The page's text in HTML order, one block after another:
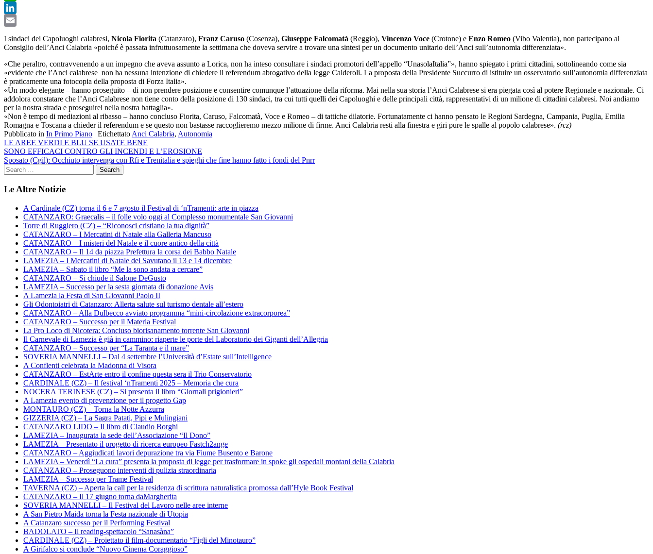
WhatsApp
LinkedIn
I sindaci dei Capoluoghi calabresi, Nicola Fiorita (Catanzaro), Franz Caruso (Cosenza), Giuseppe Falcomatà (Reggio), Vincenzo Voce (Crotone) e Enzo Romeo (Vibo Valentia), non partecipano al
Consiglio dell’Anci Calabria «poiché è passata infruttuosamente la settimana che doveva servire a trovare una sintesi per un documento unitario dell’Anci sull’autonomia differenziata».
«Che peraltro, contravvenendo a un impegno che aveva assunto a Lorica, non ha inteso consultare i sindaci promotori dell’appello “UnasolaItalia”», hanno spiegato i primi cittadini, sottolineando come sia
«evidente che l’Anci calabrese non ha nessuna intenzione di chiedere il referendum abrogativo della legge Calderoli. La proposta della Presidente Succurro di istituire un osservatorio sull’autonomia differenziata
è praticamente una fotocopia della proposta di Forza Italia».
«Un modo elegante – hanno proseguito – di non prendere posizione e consentire comunque l’attuazione della riforma. Mai nella sua storia l’Anci Calabrese si era piegata così al potere Regionale e nazionale. Ci
addolora constatare che l’Anci Calabrese non tiene conto della posizione di 130 sindaci, tra cui tutti quelli dei Capoluoghi e delle principali città, rappresentativi di un milione di cittadini calabresi. Noi andiamo
per la nostra strada e proseguirei nella nostra battaglia».
«Non è tempo di mediazioni al ribasso – hanno concluso Fiorita, Caruso, Falcomatà, Voce e Romeo – di tattiche dilatorie. Fortunatamente ci hanno pensato le Regioni Sardegna, Campania, Puglia, Emilia
Romagna e Toscana a chieder il referendum e se questo non bastasse raccoglieremo mezzo milione di firme. Anci Calabria resti alla finestra e giri pure le spalle al popolo calabrese». (rcz)
Pubblicato in In Primo Piano | EtichettatoAnci Calabria, Autonomia
Navigazione
articoli
LE AREE VERDI E BLU SE USATE BENE
SONO EFFICACI CONTRO GLI INCENDI E L’EROSIONE
Sposato (Cgil): Occhiuto intervenga con Rfi e Trenitalia e spieghi che fine hanno fatto i fondi del Pnrr
Le Altre Notizie
A Cardinale (CZ) torna il 6 e 7 agosto il Festival di ‘nTramenti: arte in piazza
CATANZARO: Graecalis – il folle volo oggi al Complesso monumentale San Giovanni
Torre di Ruggiero (CZ) – “Riconosci cristiano la tua dignità”
CATANZARO – I Mercatini di Natale alla Galleria Mancuso
CATANZARO – I misteri del Natale e il cuore antico della città
CATANZARO – Il 14 da piazza Prefettura la corsa dei Babbo Natale
LAMEZIA – I Mercatini di Natale del Savutano il 13 e 14 dicembre
LAMEZIA – Sabato il libro “Me la sono andata a cercare”
CATANZARO – Si chiude il Salone DeGusto
LAMEZIA – Successo per la sesta giornata di donazione Avis
A Lamezia la Festa di San Giovanni Paolo II
Gli Odontoiatri di Catanzaro: Allerta salute sul turismo dentale all’estero
CATANZARO – Alla Dulbecco avviato programma “mini-circolazione extracorporea”
CATANZARO – Successo per il Materia Festival
La Pro Loco di Nicotera: Concluso biorisanamento torrente San Giovanni
Il Carnevale di Lamezia è già in cammino: riaperte le porte del Laboratorio dei Giganti dell’Allegria
CATANZARO – Successo per “La Taranta e il mare”
SOVERIA MANNELLI – Dal 4 settembre l’Università d’Estate sull’Intelligence
A Conflenti celebrata la Madonna di Visora
CATANZARO – EstArte entro il confine questa sera il Trio Conservatorio
CARDINALE (CZ) – Il festival ‘nTramenti 2025 – Memoria che cura
NOCERA TERINESE (CZ) – Si presenta il libro “Giornali prigionieri”
A Lamezia evento di prevenzione per il progetto Gap
MONTAURO (CZ) – Torna la Notte Azzurra
GIZZERIA (CZ) – La Sagra Patati, Pipi e Mulingiani
CATANZARO LIDO – Il libro di Claudio Borghi
LAMEZIA – Inaugurata la sede dell’Associazione “Il Dono”
LAMEZIA – Presentato il progetto di ricerca europeo Fastch2ange
CATANZARO – Aggiudicati lavori depurazione tra via Fiume Busento e Barone
LAMEZIA – Venerdì “La cura” presenta la proposta di legge per trasformare in spoke gli ospedali montani della Calabria
CATANZARO – Proseguono interventi di pulizia straordinaria
LAMEZIA – Successo per Trame Festival
TAVERNA (CZ) – Aperta la call per la residenza di scrittura naturalistica promossa dall’Hyle Book Festival
CATANZARO – Il 17 giugno torna daMargherita
SOVERIA MANNELLI – Il Festival del Lavoro nelle aree interne
A San Pietro Maida torna la Festa nazionale di Utopia
A Catanzaro successo per il Performing Festival
BADOLATO – Il reading-spettacolo “Sanasàna”
CARDINALE (CZ) – Proiettato il film-documentario “Figli del Minotauro”
A Girifalco si conclude “Nuovo Cinema Coraggioso”